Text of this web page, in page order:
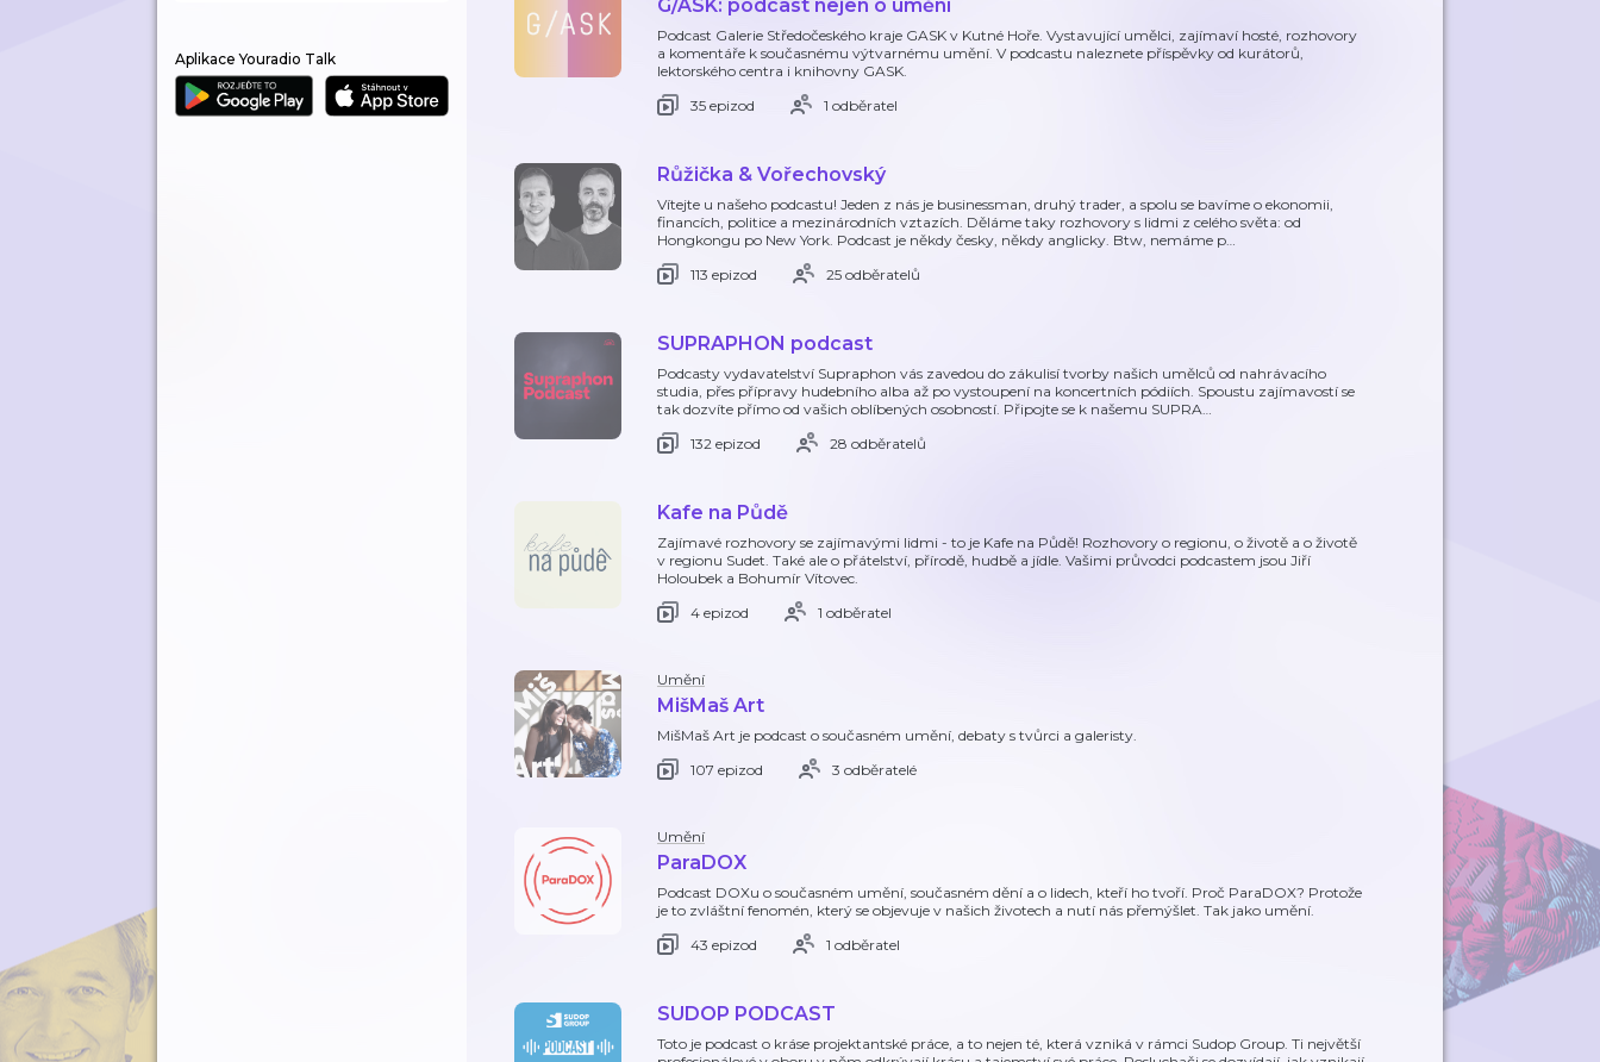
Aplikace Youradio Talk
G/ASK: podcast nejen o umění
Podcast Galerie Středočeského kraje GASK v Kutné Hoře. Vystavující umělci, zajímaví hosté, rozhovory
a komentáře k současnému výtvarnému umění. V podcastu naleznete příspěvky od kurátorů,
lektorského centra i knihovny GASK.
35 epizod
1 odběratel
Růžička & Vořechovský
Vítejte u našeho podcastu! Jeden z nás je businessman, druhý trader, a spolu se bavíme o ekonomii,
financích, politice a mezinárodních vztazích. Děláme taky rozhovory s lidmi z celého světa: od
Hongkongu po New York. Podcast je někdy česky, někdy anglicky. Btw, nemáme p…
113 epizod
25 odběratelů
SUPRAPHON podcast
Podcasty vydavatelství Supraphon vás zavedou do zákulisí tvorby našich umělců od nahrávacího
studia, přes přípravy hudebního alba až po vystoupení na koncertních pódiích. Spoustu zajímavostí se
tak dozvíte přímo od vašich oblíbených osobností. Připojte se k našemu SUPRA…
132 epizod
28 odběratelů
Kafe na Půdě
Zajímavé rozhovory se zajímavými lidmi - to je Kafe na Půdě! Rozhovory o regionu, o životě a o životě
v regionu Sudet. Také ale o přátelství, přírodě, hudbě a jídle. Vašimi průvodci podcastem jsou Jiří
Holoubek a Bohumír Vítovec.
4 epizod
1 odběratel
Umění
MišMaš Art
MišMaš Art je podcast o současném umění, debaty s tvůrci a galeristy.
107 epizod
3 odběratelé
Umění
ParaDOX
Podcast DOXu o současném umění, současném dění a o lidech, kteří ho tvoří. Proč ParaDOX? Protože
je to zvláštní fenomén, který se objevuje v našich životech a nutí nás přemýšlet. Tak jako umění.
43 epizod
1 odběratel
SUDOP PODCAST
Toto je podcast o kráse projektantské práce, a to nejen té, která vzniká v rámci Sudop Group. Ti největší